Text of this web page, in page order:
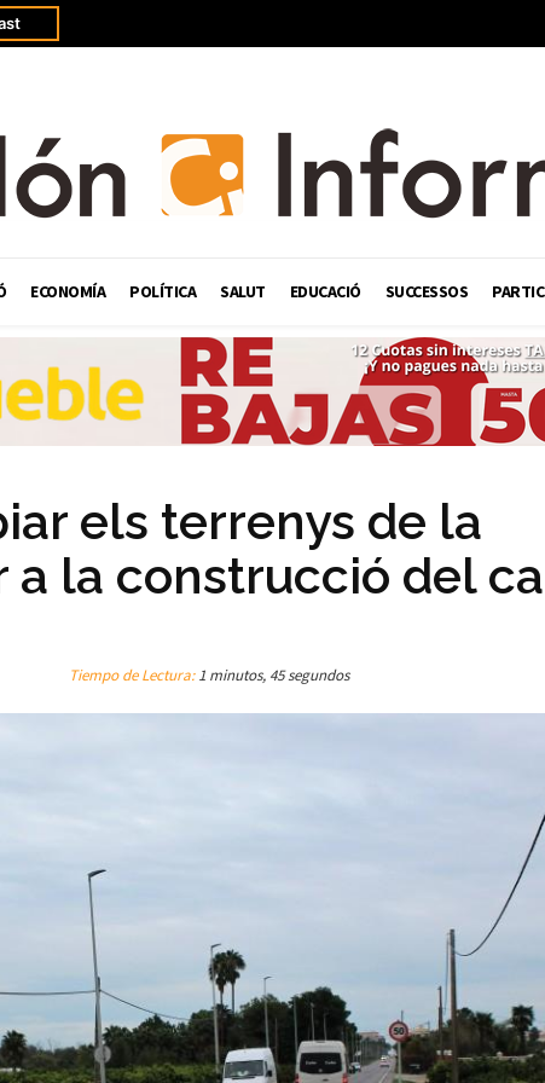
ECONOMÍA POLÍTICA SALUT EDUCACIÓ SUCCESSOS
els terrenys de la
a la construcció del
Tiempo de Lectura:1 minutos, 45 segundos